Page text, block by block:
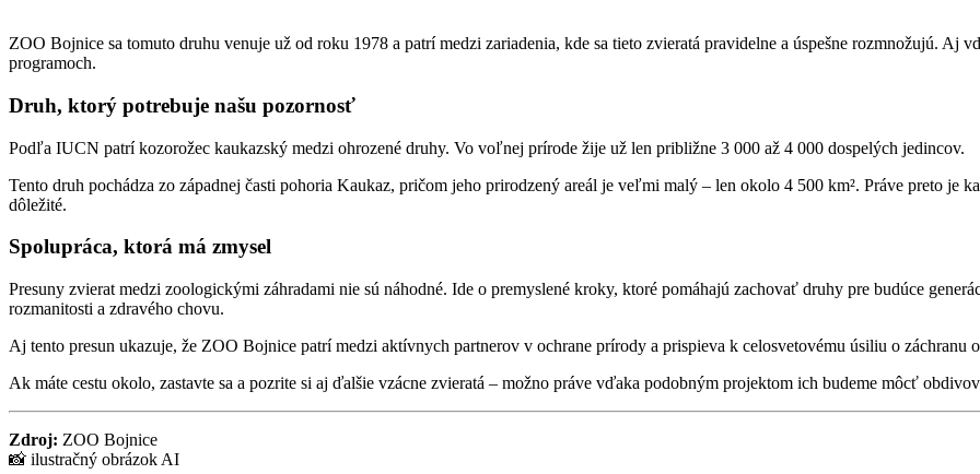
ZOO Bojnice sa tomuto druhu venuje už od roku 1978 a patrí medzi zariadenia, kde sa tieto zvieratá pravidelne a úspešne rozmnožujú. Aj
programoch.
Druh, ktorý potrebuje našu pozornosť
Podľa IUCN patrí kozorožec kaukazský medzi ohrozené druhy. Vo voľnej prírode žije už len približne 3 000 až 4 000 dospelých jedincov.
Tento druh pochádza zo západnej časti pohoria Kaukaz, pričom jeho prirodzený areál je veľmi malý – len okolo 4 500 km². Práve preto je
dôležité.
Spolupráca, ktorá má zmysel
Presuny zvierat medzi zoologickými záhradami nie sú náhodné. Ide o premyslené kroky, ktoré pomáhajú zachovať druhy pre budúce
rozmanitosti a zdravého chovu.
Aj tento presun ukazuje, že ZOO Bojnice patrí medzi aktívnych partnerov v ochrane prírody a prispieva k celosvetovému úsiliu o záchranu
Ak máte cestu okolo, zastavte sa a pozrite si aj ďalšie vzácne zvieratá – možno práve vďaka podobným projektom ich budeme môcť
Zdroj: ZOO Bojnice
📸 ilustračný obrázok AI